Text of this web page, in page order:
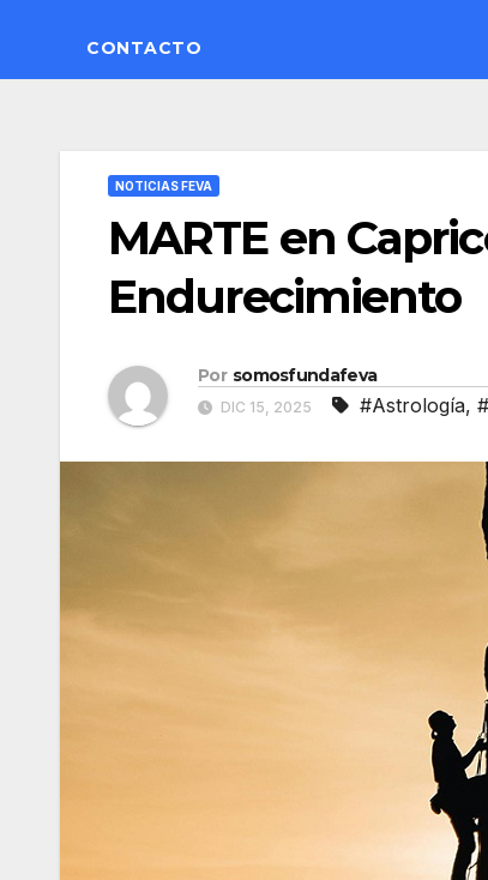
CONTACTO
NOTICIAS FEVA
MARTE en
Endurecimiento
Por somosfundafeva
DIC 15, 2025 #Astrología,